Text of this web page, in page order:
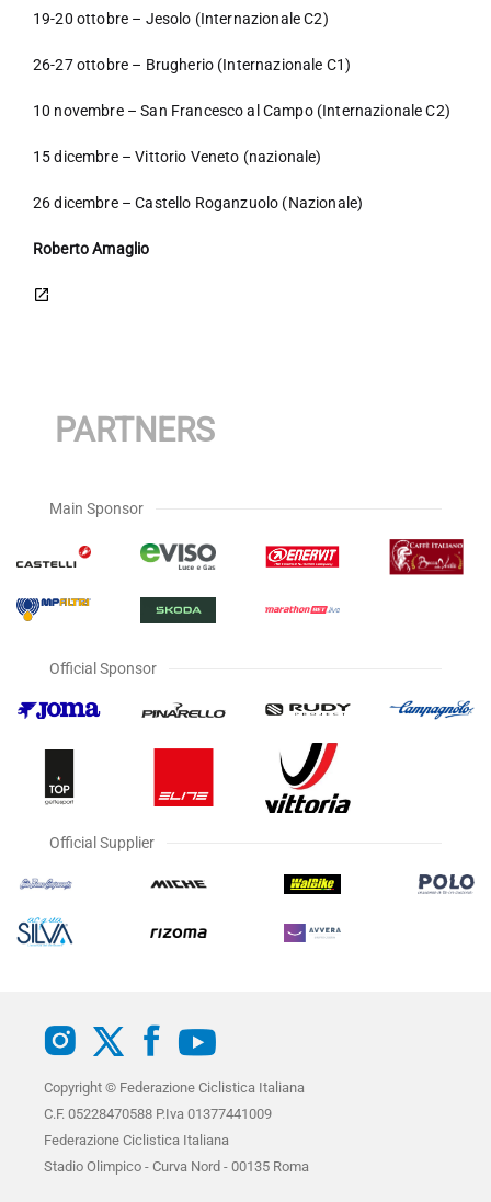
19-20 ottobre – Jesolo (Internazionale C2)
26-27 ottobre – Brugherio (Internazionale C1)
10 novembre – San Francesco al Campo (Internazionale C2)
15 dicembre – Vittorio Veneto (nazionale)
26 dicembre – Castello Roganzuolo (Nazionale)
Roberto Amaglio
PARTNERS
Main Sponsor
Official Sponsor
Official Supplier
Copyright © Federazione Ciclistica Italiana
C.F. 05228470588 P.Iva 01377441009
Federazione Ciclistica Italiana
Stadio Olimpico - Curva Nord - 00135 Roma